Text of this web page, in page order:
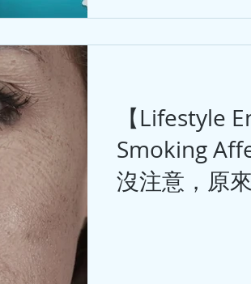
【IELTS - Reading & Writing】
【News English】新聞英語
【Quote of the Day】每日金句
】商業英語會話
【Lifestyle
Smoking
沒注意，原